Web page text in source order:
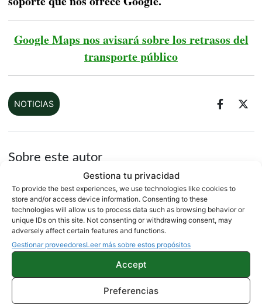
Gestiona tu privacidad
To provide the best experiences, we use technologies like cookies to
store and/or access device information. Consenting to these
technologies will allow us to process data such as browsing behavior or
unique IDs on this site. Not consenting or withdrawing consent, may
adversely affect certain features and functions.
Gestionar proveedoresLeer más sobre estos propósitos
Accept
Preferencias
Google Maps nos avisará sobre los retrasos del
transporte público
NOTICIAS
Sobre este autor
Miguel
717 artículos publicados en ProAndroid desde 2020.